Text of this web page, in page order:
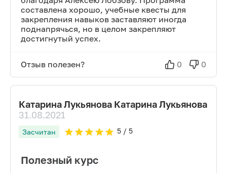
составлена хорошо, учебные квесты для
закрепления навыков заставляют иногда
поднапрячься, но в целом закрепляют
достигнутый успех.
Отзыв полезен? 0 0
Катарина Лукьянова Катарина Лукьянова
31.08.2021
Засчитан 5/ 5
Полезный курс